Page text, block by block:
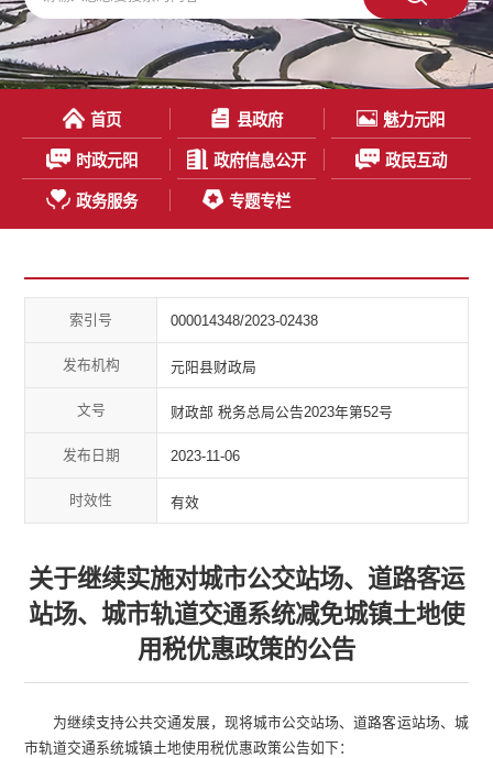
首页 县政府 魅力元阳
时政元阳 政府信息公开 政民互动
政务服务 专题专栏
索引号 000014348/2023-02438
发布机构 元阳县财政局
文号 财政部 税务总局公告2023年第52号
发布日期 2023-11-06
时效性 有效
关于继续实施对城市公交站场、道路客运
站场、城市轨道交通系统减免城镇土地使
用税优惠政策的公告
为继续支持公共交通发展，现将城市公交站场、道路客运站场、城
市轨道交通系统城镇土地使用税优惠政策公告如下：